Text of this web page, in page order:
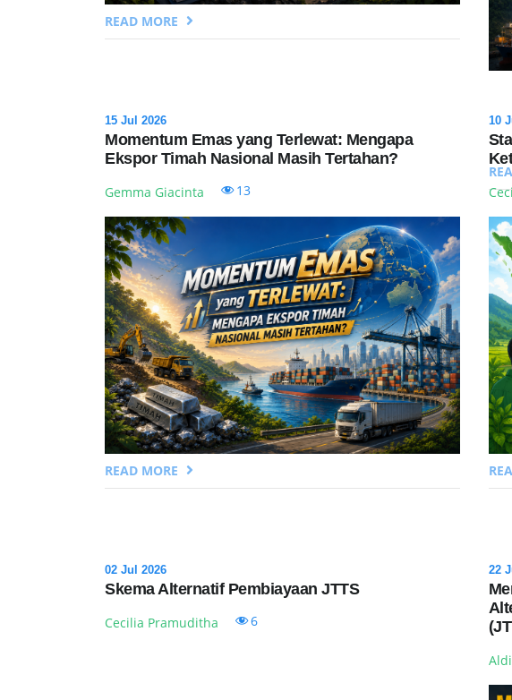
READ MORE
15 Jul 2026
Momentum Emas yang Terlewat: Mengapa
Ekspor Timah Nasional Masih Tertahan?
Gemma Giacinta 13
READ MORE
10
02 Jul 2026
Skema Alternatif Pembiayaan JTTS
Cecilia Pramuditha 6
22